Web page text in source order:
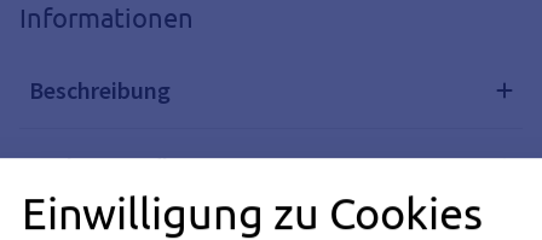
Informationen
Beschreibung
Rechtsgrundlagen
Einwilligung zu Cookies